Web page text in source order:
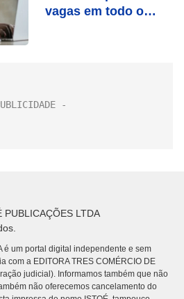
vagas em todo o
LTDA
é um portal digital independente e sem
com a EDITORA TRES COMÉRCIO DE
judicial). Informamos também que não
não oferecemos cancelamento do